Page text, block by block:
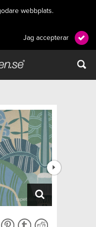
webbplats.
Jag accepterar